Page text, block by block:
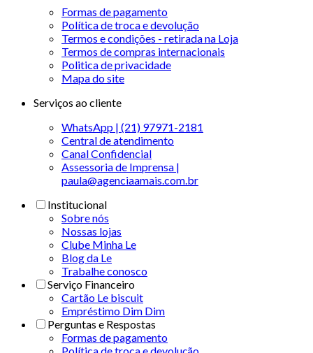
Formas de pagamento
Política de troca e devolução
Termos e condições - retirada na Loja
Termos de compras internacionais
Politica de privacidade
Mapa do site
Serviços ao cliente
WhatsApp | (21) 97971-2181
Central de atendimento
Canal Confidencial
Assessoria de Imprensa |
paula@agenciaamais.com.br
Institucional
Sobre nós
Nossas lojas
Clube Minha Le
Blog da Le
Trabalhe conosco
Serviço Financeiro
Cartão Le biscuit
Empréstimo Dim Dim
Perguntas e Respostas
Formas de pagamento